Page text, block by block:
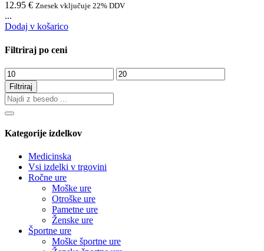
12.95 € Znesek vključuje 22% DDV
...
Dodaj v košarico
Filtriraj po ceni
Min
cena
Max
cena
Filtriraj
Kategorije izdelkov
Medicinska
Vsi izdelki v trgovini
Ročne ure
Moške ure
Otroške ure
Pametne ure
Ženske ure
Športne ure
Moške športne ure